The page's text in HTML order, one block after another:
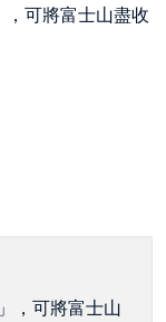
，可將富士山